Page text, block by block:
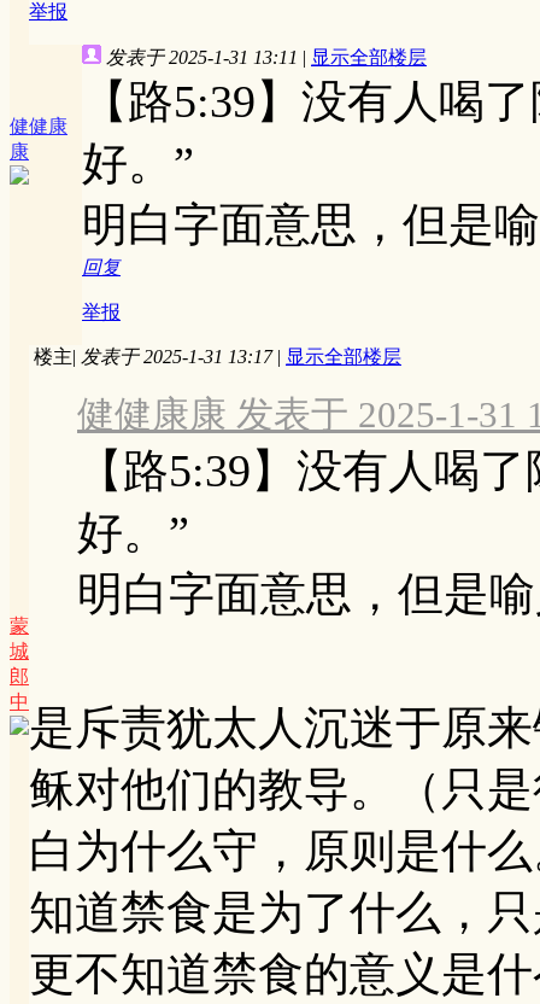
举报
健健康
康
发表于 2025-1-31 13:11 | 显示全部楼层
【路5:39】没有人喝
好。”
明白字面意思，但是
回复
举报
蒙
城
郎
中
楼主| 发表于 2025-1-31 13:17 | 显示全部楼层
健健康康 发表于 2025-1-31
【路5:39】没有人喝
好。”
明白字面意思，但是
是斥责犹太人沉迷于原
稣对他们的教导。（只
白为什么守，原则是什
知道禁食是为了什么，
更不知道禁食的意义是